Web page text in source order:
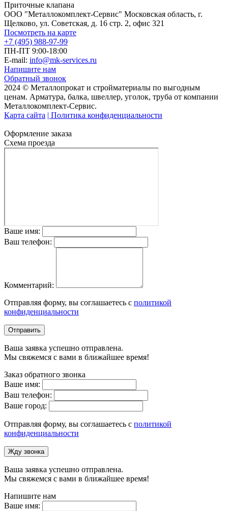
Приточные клапана
ООО "Металлокомплект-Сервис" Московская область, г.
Щелково, ул. Советская, д. 16 стр. 2, офис 321
Посмотреть на карте
+7 (495) 988-97-99
ПН-ПТ 9:00-18:00
E-mail: info@mk-services.ru
Напишите нам
Обратный звонок
2024 © Металлопрокат и стройматериалы по выгодным
ценам. Арматура, балка, швеллер, уголок, труба от компании
Металлокомплект-Сервис.
Карта сайта | Политика конфиденциальности
Оформление заказа
Схема проезда
Ваше имя:
Ваш телефон:
Комментарий:
Отправляя форму, вы соглашаетесь с политикой
конфиденциальности
Отправить
Ваша заявка успешно отправлена.
Мы свяжемся с вами в ближайшее время!
Заказ обратного звонка
Ваше имя:
Ваш телефон:
Ваше город:
Отправляя форму, вы соглашаетесь с политикой
конфиденциальности
Жду звонка
Ваша заявка успешно отправлена.
Мы свяжемся с вами в ближайшее время!
Напишите нам
Ваше имя: